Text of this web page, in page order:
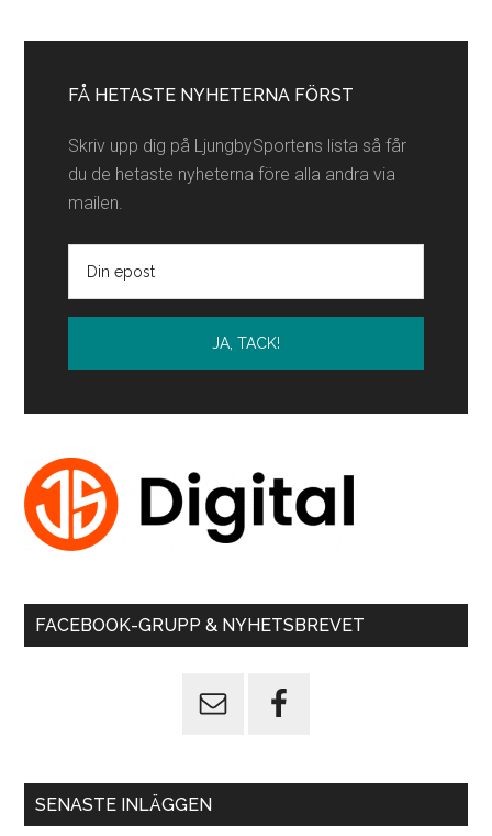
sidofält
FÅ HETASTE NYHETERNA FÖRST
Skriv upp dig på LjungbySportens lista så får
du de hetaste nyheterna före alla andra via
mailen.
FACEBOOK-GRUPP & NYHETSBREVET
SENASTE INLÄGGEN